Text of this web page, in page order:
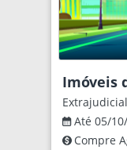
Imóveis
Até 05/
Compre